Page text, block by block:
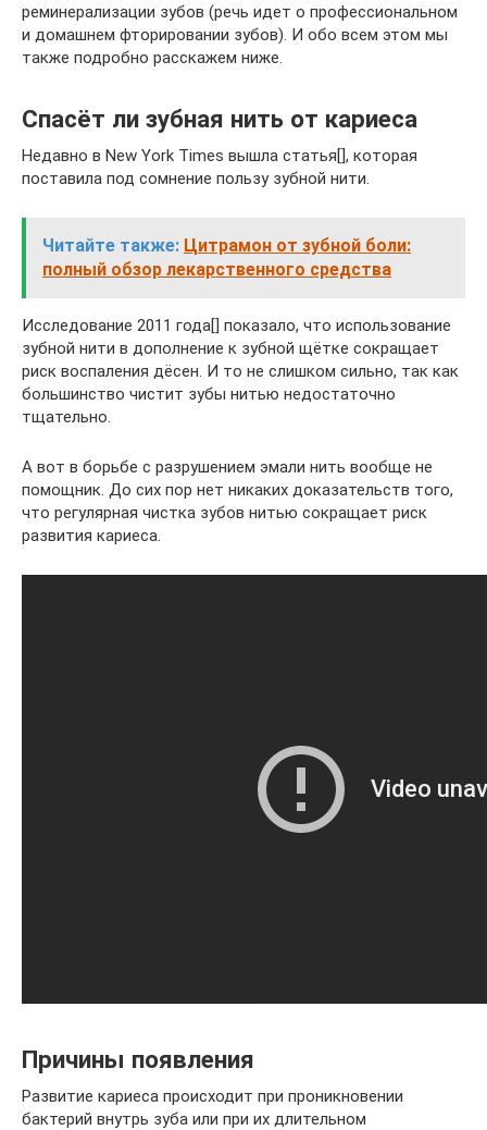
реминерализации зубов (речь идет о профессиональном
и домашнем фторировании зубов). И обо всем этом мы
также подробно расскажем ниже.
Спасёт ли зубная нить от кариеса
Недавно в New York Times вышла статья[], которая
поставила под сомнение пользу зубной нити.
Читайте также: Цитрамон от зубной боли:
полный обзор лекарственного средства
Исследование 2011 года[] показало, что использование
зубной нити в дополнение к зубной щётке сокращает
риск воспаления дёсен. И то не слишком сильно, так как
большинство чистит зубы нитью недостаточно
тщательно.
А вот в борьбе с разрушением эмали нить вообще не
помощник. До сих пор нет никаких доказательств того,
что регулярная чистка зубов нитью сокращает риск
развития кариеса.
Причины появления
Развитие кариеса происходит при проникновении
бактерий внутрь зуба или при их длительном